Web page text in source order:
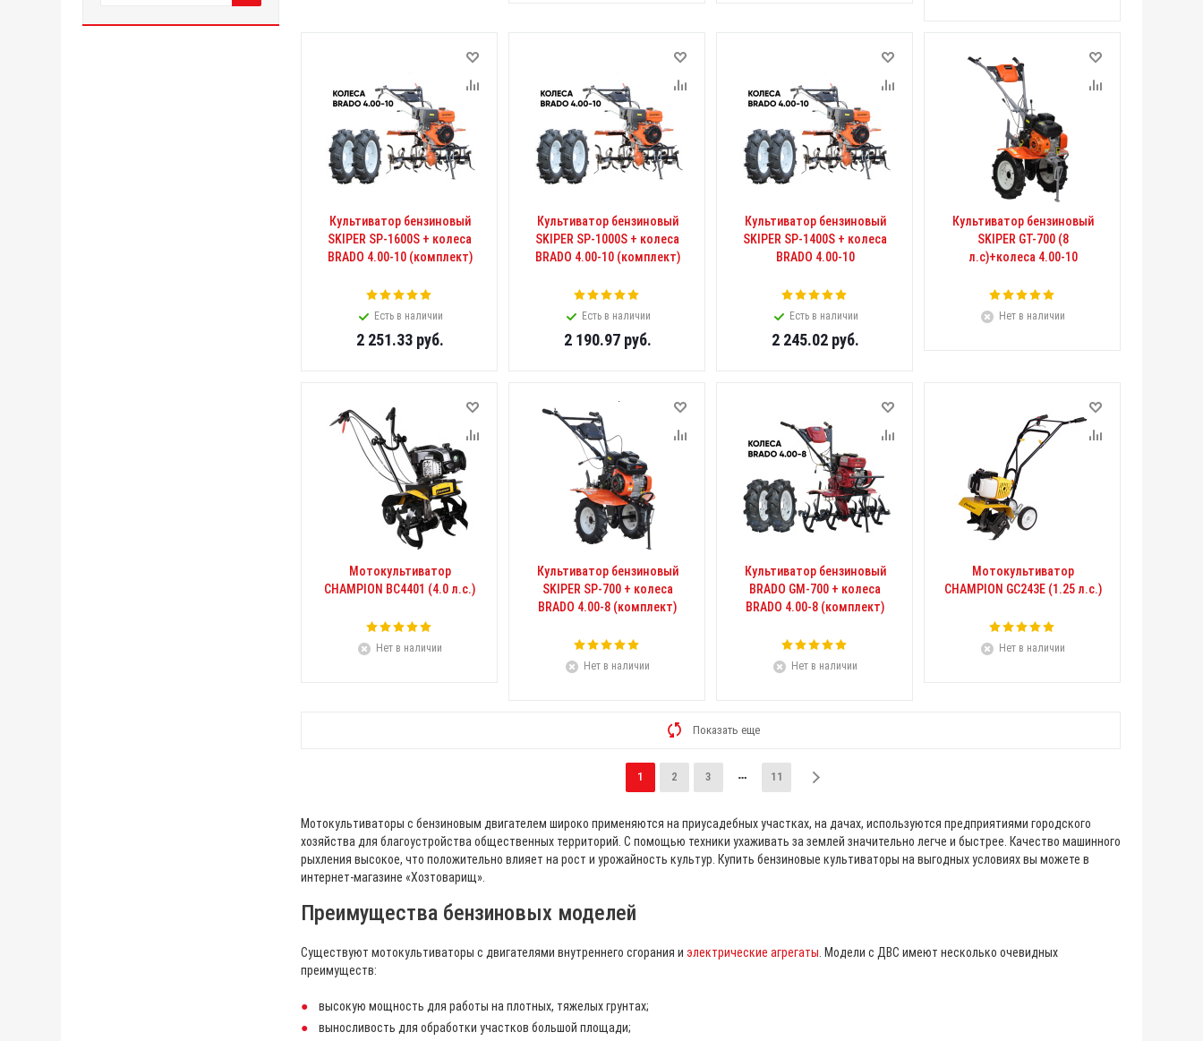
Культиватор бензиновый
SKIPER SP-1600S + колеса
BRADO 4.00-10 (комплект)
Есть в наличии
2 251.33руб.
Культиватор бензиновый
SKIPER SP-1000S + колеса
BRADO 4.00-10 (комплект)
Есть в наличии
2 190.97руб.
Культиватор бензиновый
SKIPER SP-1400S + колеса
BRADO 4.00-10
Есть в наличии
2 245.02руб.
Культиватор бензиновый
SKIPER GT-700 (8
л.с)+колеса 4.00-10
Нет в наличии
Мотокультиватор
CHAMPION BC4401 (4.0 л.с.)
Нет в наличии
Культиватор бензиновый
SKIPER SP-700 + колеса
BRADO 4.00-8 (комплект)
Нет в наличии
Культиватор бензиновый
BRADO GM-700 + колеса
BRADO 4.00-8 (комплект)
Нет в наличии
Мотокультиватор
CHAMPION GC243E (1.25 л.с.)
Нет в наличии
Показать еще
1 2 3 11
Мотокультиваторы с бензиновым двигателем широко применяются на приусадебных участках, на дачах, используются предприятиями городского
хозяйства для благоустройства общественных территорий. С помощью техники ухаживать за землей значительно легче и быстрее. Качество машинного
рыхления высокое, что положительно влияет на рост и урожайность культур. Купить бензиновые культиваторы на выгодных условиях вы можете в
интернет-магазине «Хозтоварищ».
Преимущества бензиновых моделей
Существуют мотокультиваторы с двигателями внутреннего сгорания и электрические агрегаты . Модели с ДВС имеют несколько очевидных
преимуществ:
высокую мощность для работы на плотных, тяжелых грунтах;
выносливость для обработки участков большой площади;